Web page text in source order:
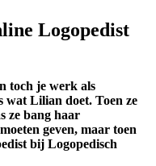
Logopedist
toch je werk als
wat Lilian doet. Toen ze
ze bang haar
geven, maar toen
bij Logopedisch